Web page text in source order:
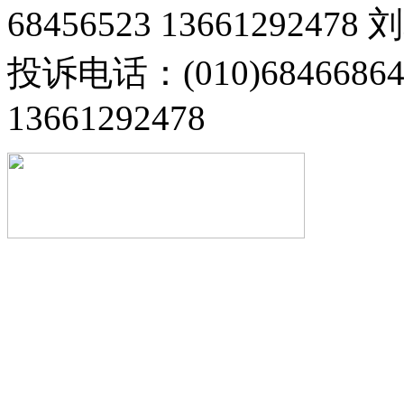
68456523 13661292478
投诉电话：
13661292478